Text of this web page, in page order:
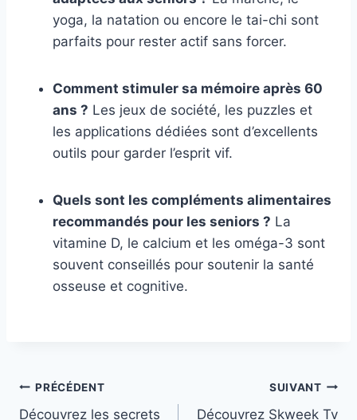
yoga, la natation ou encore le tai-chi sont
parfaits pour rester actif sans forcer.
Comment stimuler sa mémoire après 60
ans ? Les jeux de société, les puzzles et
les applications dédiées sont d’excellents
outils pour garder l’esprit vif.
Quels sont les compléments alimentaires
recommandés pour les seniors ? La
vitamine D, le calcium et les oméga-3 sont
souvent conseillés pour soutenir la santé
osseuse et cognitive.
Navigation
PRÉCÉDENT
Découvrez les secrets
SUIVANT
Découvrez Skweek Tv